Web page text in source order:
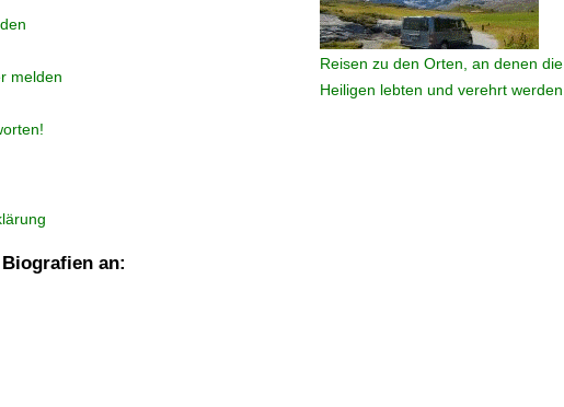
Reisen zu den Orten, an denen die
Heiligen lebten und verehrt werden.
melden
an: